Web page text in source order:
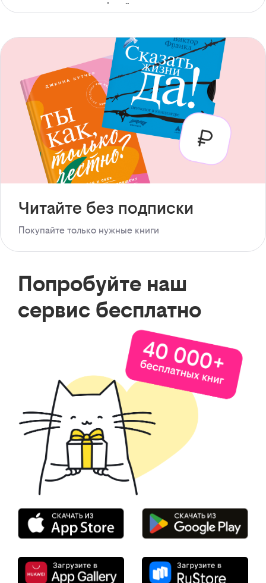
с доступом офлайн
Читайте без подписки
Покупайте только нужные книги
Попробуйте наш
сервис бесплатно